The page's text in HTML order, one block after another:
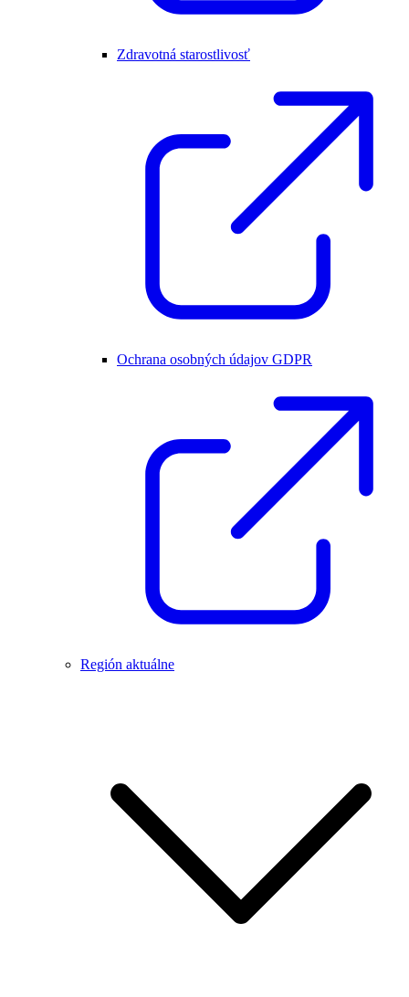
Zdravotná starostlivosť
Ochrana osobných údajov GDPR
Región aktuálne